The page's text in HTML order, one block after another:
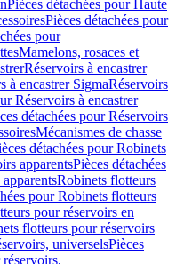
Pièces détachées pour Haute
Pièces détachées pour
pour
Mamelons, rosaces et
Réservoirs à encastrer
à encastrer SigmaRéservoirs
Réservoirs à encastrer
détachées pour Réservoirs
Mécanismes de chasse
détachées pour Robinets
apparentsPièces détachées
Robinets flotteurs
pour Robinets flotteurs
pour réservoirs en
flotteurs pour réservoirs
universelsPièces